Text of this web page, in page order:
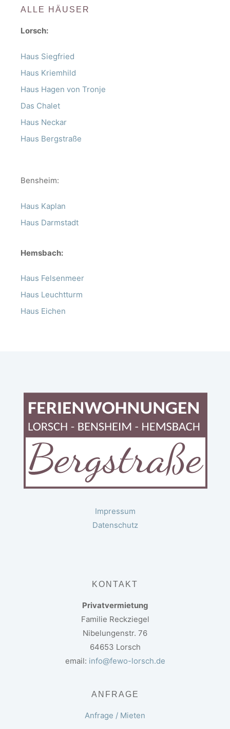
ALLE HÄUSER
Lorsch:
Haus Siegfried
Haus Kriemhild
Haus Hagen von Tronje
Das Chalet
Haus Neckar
Haus Bergstraße
Bensheim:
Haus Kaplan
Haus Darmstadt
Hemsbach:
Haus Felsenmeer
Haus Leuchtturm
Haus Eichen
Impressum
Datenschutz
KONTAKT
Privatvermietung
Familie Reckziegel
Nibelungenstr. 76
64653 Lorsch
email: info@fewo-lorsch.de
ANFRAGE
Anfrage / Mieten